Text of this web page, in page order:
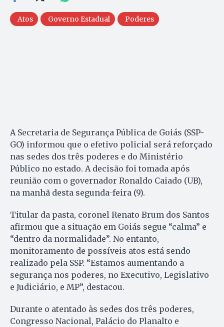
Atos Governo Estadual Poderes
A Secretaria de Segurança Pública de Goiás (SSP-
GO) informou que o efetivo policial será reforçado
nas sedes dos três poderes e do Ministério
Público no estado. A decisão foi tomada após
reunião com o governador Ronaldo Caiado (UB),
na manhã desta segunda-feira (9).
Titular da pasta, coronel Renato Brum dos Santos
afirmou que a situação em Goiás segue “calma” e
“dentro da normalidade”. No entanto,
monitoramento de possíveis atos está sendo
realizado pela SSP. “Estamos aumentando a
segurança nos poderes, no Executivo, Legislativo
e Judiciário, e MP”, destacou.
Durante o atentado às sedes dos três poderes,
Congresso Nacional, Palácio do Planalto e